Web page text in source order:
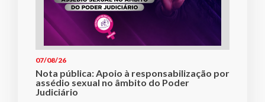
07/08/26
Nota pública: Apoio à responsabilização por
assédio sexual no âmbito do Poder
Judiciário